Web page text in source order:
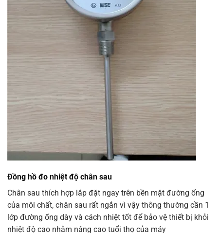
Đồng hồ đo nhiệt độ chân sau
Chân sau thích hợp lắp đặt ngay trên bền mặt đường ống
của môi chất, chân sau rất ngắn vì vậy thông thường cần 1
lớp đường ống dày và cách nhiệt tốt để bảo vệ thiết bị khỏi
nhiệt độ cao nhằm nâng cao tuổi thọ của máy